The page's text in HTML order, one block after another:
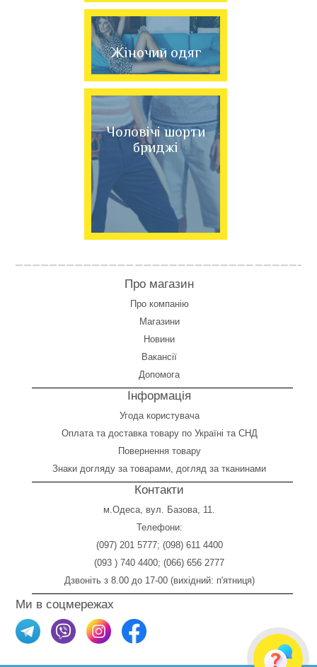
Жіночий одяг
Чоловічі шорти
бриджі
Про магазин
Про компанію
Магазини
Новини
Вакансії
Допомога
Інформація
Угода користувача
Оплата та доставка товару по Україні та СНД
Повернення товару
Знаки догляду за товарами, догляд за тканинами
Контакти
м.Одеса, вул. Базова, 11.
Телефони:
(097) 201 5777; (098) 611 4400
(093 ) 740 4400; (066) 656 2777
Дзвоніть з 8.00 до 17-00 (вихідний: п'ятниця)
Ми в соцмережах